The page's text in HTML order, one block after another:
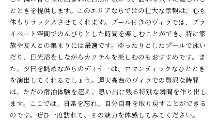
とときを提供します。このエリアならではの壮大な景観は、心も
体もリラックスさせてくれます。プール付きのヴィラでは、プラ
イベート空間でのんびりとした時間を楽しむことができ、特に家
族や友人との集まりには最適です。ゆったりとしたプールで泳い
だり、日光浴をしながらカクテルを楽しむのもおすすめです。ま
た、夕日を眺めながらのディナーは、ロマンティックなひととき
を演出してくれるでしょう。運天高台のヴィラでの贅沢な時間
は、ただの宿泊体験を超え、思い出に残る特別な瞬間を作り出し
ます。ここでは、日常を忘れ、自分自身を取り戻すことができる
のです。ぜひ一度訪れて、その魅力を体感してみてください。